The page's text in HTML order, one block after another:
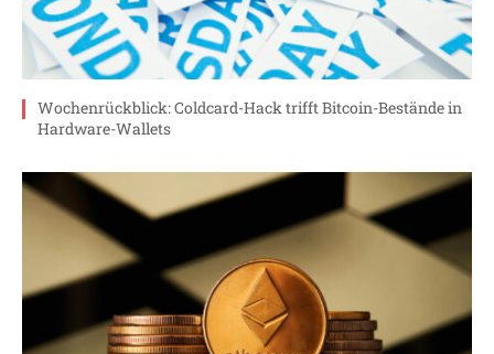
Wochenrückblick: Coldcard-Hack trifft Bitcoin-Bestände in
Hardware-Wallets